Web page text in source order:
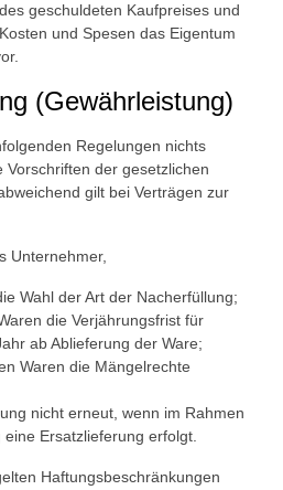
geschuldeten Kaufpreises und
und Spesen das Eigentum
(Gewährleistung)
Regelungen nichts
der gesetzlichen
gilt bei Verträgen zur
Unternehmer,
Wahl der Art der Nacherfüllung;
die Verjährungsfrist für
ab Ablieferung der Ware;
Waren die Mängelrechte
nicht erneut, wenn im Rahmen
Ersatzlieferung erfolgt.
Haftungsbeschränkungen